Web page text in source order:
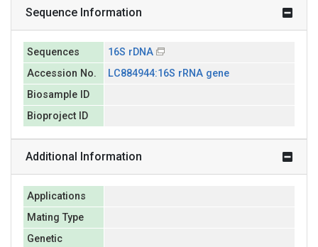
Sequence Information
Sequences
16S rDNA
Accession No.
LC884944:16S rRNA gene
Biosample ID
Bioproject ID
Additional Information
Applications
Mating Type
Genetic